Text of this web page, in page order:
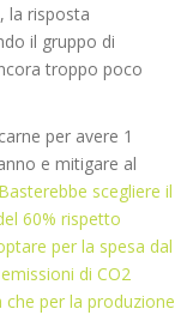
la risposta
il gruppo di
troppo poco
per avere 1
e mitigare al
Basterebbe scegliere il
60% rispetto
per la spesa dal
di CO2
per la produzione